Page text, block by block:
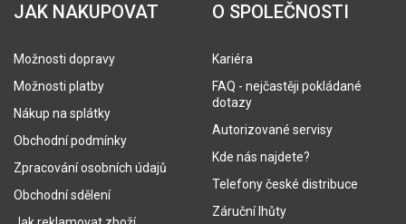
JAK NAKUPOVAT
Možnosti dopravy
Možnosti platby
Nákup na splátky
Obchodní podmínky
Zpracování osobních údajů
Obchodní sdělení
O SPOLEČNOSTI
Kariéra
FAQ - nejčastěji pokládané
dotazy
Autorizované servisy
Kde nás najdete?
Telefony české distribuce
Záruční lhůty